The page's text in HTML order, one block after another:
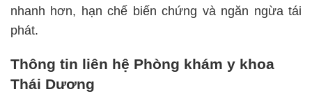
nhanh hơn, hạn chế biến chứng và ngăn ngừa tái
phát.
Thông tin liên hệ Phòng khám y khoa
Thái Dương